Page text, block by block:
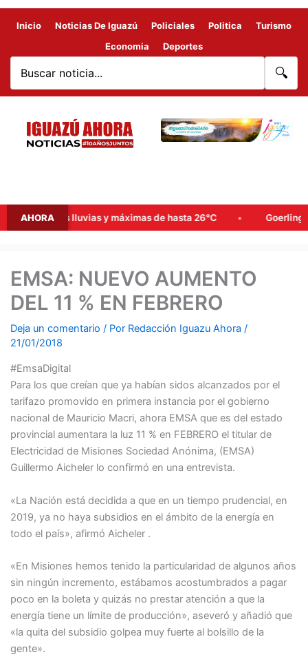
Inicio Noticias De Iguazú Policiales Politica
Turismo
Economia
Deportes
🔍
AHORA
lluvias y máximas de hasta 26°C Goerling, Arce y
EMSA: NUEVO AUMENTO
DEL 11 % EN FEBRERO
Deja un comentario / Por Redacción Iguazu Ahora /
21/01/2018
#EmsaDigital
Para los que creían que ya habían sidos alcanzados por el
tarifazo promovido en primera instancia por el gobierno
nacional de Mauricio Macri, ahora EMSA que es del estado
provincial aumentara la luz 11 % en FEBRERO el titular de
Electricidad de Misiones Sociedad Anónima, (EMSA)
Guillermo Aicheler lo confirmó en una entrevista.
«La Nación está decidida a que en un tiempo prudencial, en
2019, ya no haya subsidios en el ámbito de la energía en
todo el país», afirmó Aicheler .
«En Misiones hemos tenido la particularidad de algunos años
sin ningún incremento, estábamos acostumbrados a pagar
poco en la boleta y quizás no prestar atención a que la
energía tiene un límite de producción», aseveró y añadió que
«la quita del subsidio golpea muy fuerte al bolsillo de la
gente».